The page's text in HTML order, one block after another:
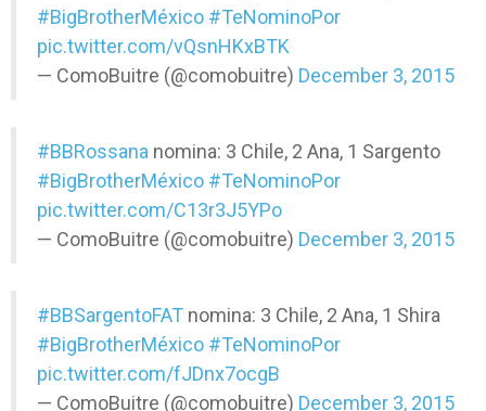
#BigBrotherMéxico #TeNominoPor
pic.twitter.com/vQsnHKxBTK
— ComoBuitre (@comobuitre) December 3, 2015
#BBRossana nomina: 3 Chile, 2 Ana, 1 Sargento
#BigBrotherMéxico #TeNominoPor
pic.twitter.com/C13r3J5YPo
— ComoBuitre (@comobuitre) December 3, 2015
#BBSargentoFAT nomina: 3 Chile, 2 Ana, 1 Shira
#BigBrotherMéxico #TeNominoPor
pic.twitter.com/fJDnx7ocgB
— ComoBuitre (@comobuitre) December 3, 2015